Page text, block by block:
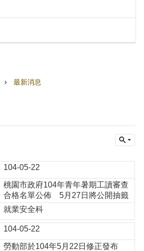
最新消息
104-05-22
桃園市政府104年青年暑期工讀審查
合格名單公佈 5月27日將公開抽籤
就業安全科
104-05-22
勞動部於104年5月22日修正發布